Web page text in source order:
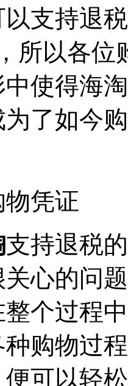
支持退
所以各
使得海
了如今
凭证
支持退税
心的问
个过程
购物过
可以轻